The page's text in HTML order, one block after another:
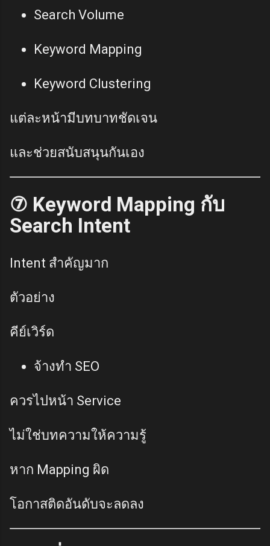
Search Volume
Keyword Mapping
Keyword Clustering
แต่ละหน้ามีบทบาทชัดเจน
และช่วยสนับสนุนกันเอง
⑦ Keyword Mapping กับ
Search Intent
Intent สำคัญมาก
ตัวอย่าง
คีย์เวิร์ด
จ้างทำ SEO
ควรไปหน้า Service
ไม่ใช่บทความให้ความรู้
หาก Mapping ผิด
โอกาสติดอันดับจะลดลง